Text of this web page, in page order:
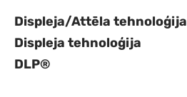
Displeja/Attēla tehnoloģija
Displeja tehnoloģija
DLP®